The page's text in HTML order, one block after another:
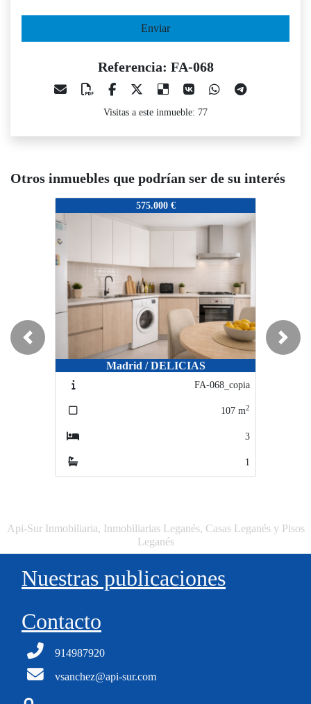
Enviar
Referencia: FA-068
Visitas a este inmueble: 77
Otros inmuebles que podrían ser de su interés
575.000 €
Madrid / DELICIAS
FA-068_copia
m2
FA-068
Madrid / DELICIAS
FA-068_copia
Previous Next
Api-Sur Inmobiliaria, Inmobiliarias Leganés, Casas Leganés y Pisos
Leganés
Nuestras publicaciones
Contacto
914987920
vsanchez@api-sur.com